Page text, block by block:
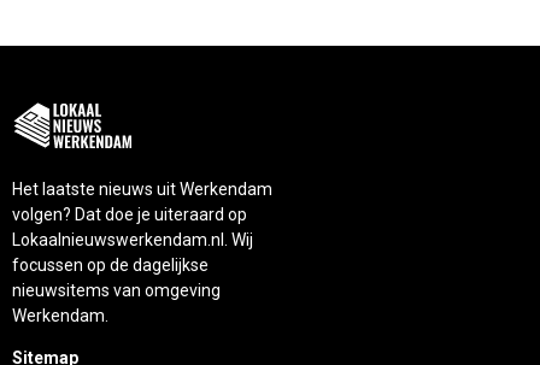
Het laatste nieuws uit Werkendam
volgen? Dat doe je uiteraard op
Lokaalnieuwswerkendam.nl. Wij
focussen op de dagelijkse
nieuwsitems van omgeving
Werkendam.
Sitemap